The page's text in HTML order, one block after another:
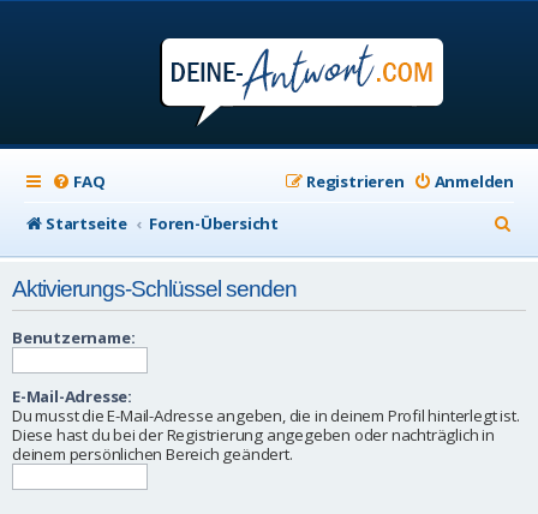
FAQ Anmelden
Registrieren
Startseite
Foren-Übersicht
u
Aktivierungs-Schlüssel senden
Benutzername:
E-Mail-Adresse:
Du musst die E-Mail-Adresse angeben, die in deinem Profil hinterlegt ist.
Diese hast du bei der Registrierung angegeben oder nachträglich in
deinem persönlichen Bereich geändert.